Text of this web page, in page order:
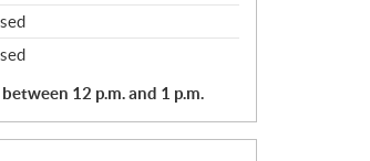
12 p.m. and 1 p.m.